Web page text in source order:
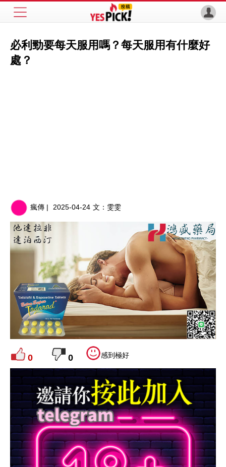
必利勁要每天服用嗎？每天服用有什麼好
處？
瘋傳 | 2025-04-24 文： 雯雯
0 0 感到極好